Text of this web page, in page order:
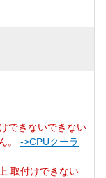
できないできない
。 ->CPUクーラ
取付けできない